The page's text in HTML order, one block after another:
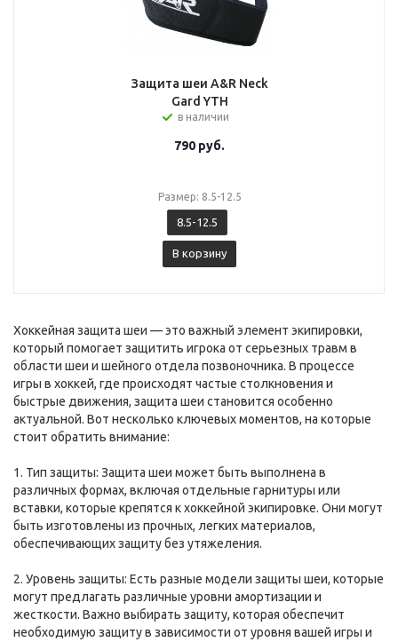
Защита шеи A&R Neck
Gard YTH
в наличии
790 руб.
Размер: 8.5-12.5
8.5-12.5
В корзину
Хоккейная защита шеи — это важный элемент экипировки,
который помогает защитить игрока от серьезных травм в
области шеи и шейного отдела позвоночника. В процессе
игры в хоккей, где происходят частые столкновения и
быстрые движения, защита шеи становится особенно
актуальной. Вот несколько ключевых моментов, на которые
стоит обратить внимание:
1. Тип защиты: Защита шеи может быть выполнена в
различных формах, включая отдельные гарнитуры или
вставки, которые крепятся к хоккейной экипировке. Они могут
быть изготовлены из прочных, легких материалов,
обеспечивающих защиту без утяжеления.
2. Уровень защиты: Есть разные модели защиты шеи, которые
могут предлагать различные уровни амортизации и
жесткости. Важно выбирать защиту, которая обеспечит
необходимую защиту в зависимости от уровня вашей игры и